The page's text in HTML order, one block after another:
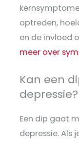
optreden,
en de invloed
meer over
Kan een
depressie?
Een dip gaat
depressie. Als